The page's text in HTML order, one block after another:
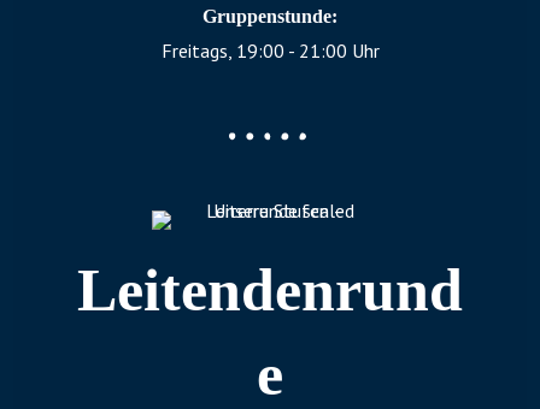
Gruppenstunde:
Freitags, 19:00 - 21:00 Uhr
Leitendenrund
e